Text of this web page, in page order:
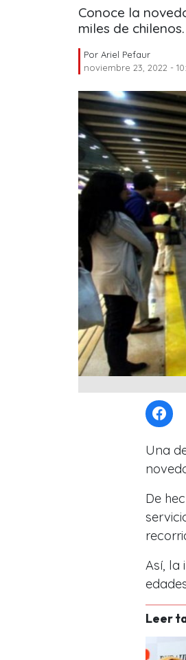
Conoce la
miles de
Por Ariel Pefaur
noviembre 23, 2022 -
Una
De
Así, la
Leer